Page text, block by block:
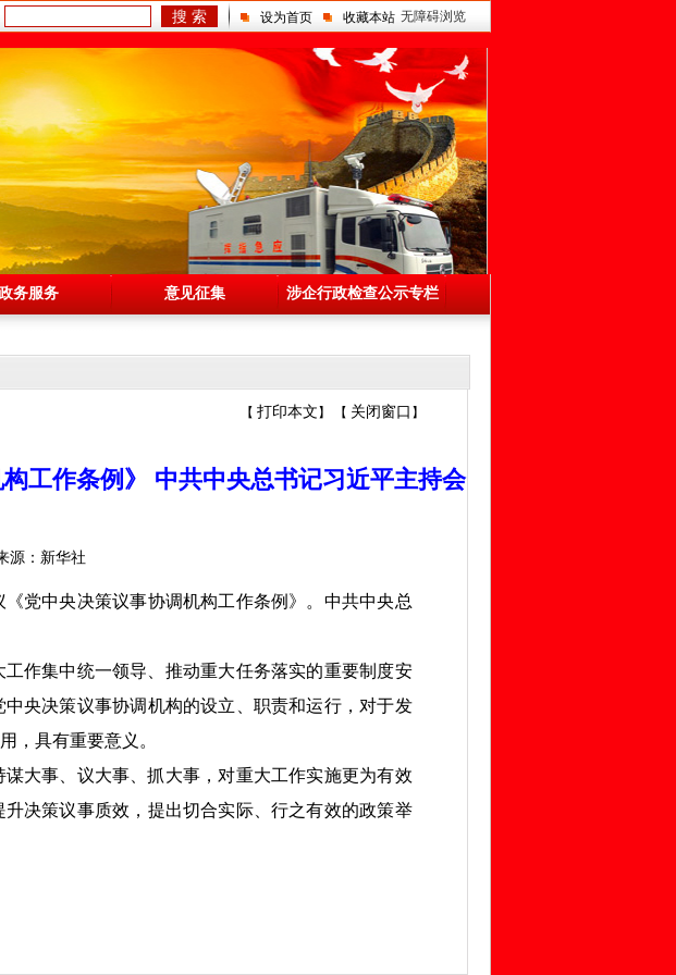
设为首页 收藏本站 无障碍浏览
搜 索
务服务 意见征集 涉企行政检查公示专栏
【 打印本文 】 【 关闭窗口 】
工作条例》 中共中央总书记习近平主持会
源：新华社
中央决策议事协调机构工作条例》。中共中央总
作集中统一领导、推动重大任务落实的重要制度安
央决策议事协调机构的设立、职责和运行，对于发
，具有重要意义。
事、议大事、抓大事，对重大工作实施更为有效
决策议事质效，提出切合实际、行之有效的政策举